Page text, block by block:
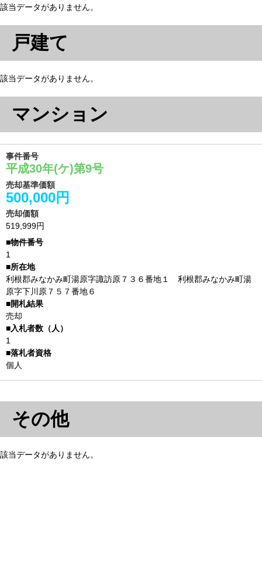
該当データがありません。
戸建て
該当データがありません。
マンション
事件番号
平成30年(ケ)第9号
売却基準価額
500,000円
売却価額
519,999円
1
利根郡みなかみ町湯原字諏訪原７３６番地１ 利根郡みなかみ町湯
原字下川原７５７番地６
売却
1
個人
その他
該当データがありません。